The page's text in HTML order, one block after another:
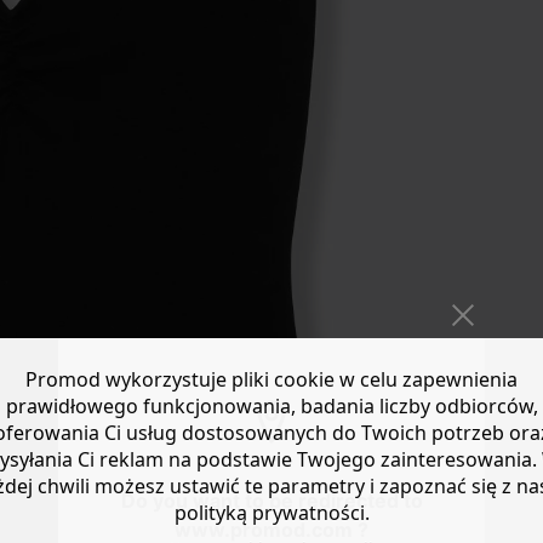
Do you want to be redirected to
www.promod.com ?
Promod wykorzystuje pliki cookie w celu zapewnienia
prawidłowego funkcjonowania, badania liczby odbiorców,
Ci usług dostosowanych do Twoich potrzeb
Ci reklam na podstawie Twojego zainteresowania.
chwili możesz ustawić te parametry i zapoznać się z
polityką prywatności.